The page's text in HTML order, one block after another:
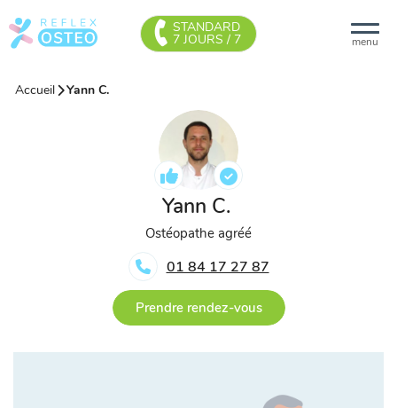
menu
STANDARD
7 JOURS / 7
Accueil Yann C.
Yann C.
Ostéopathe agréé
01 84 17 27 87
Prendre rendez-vous